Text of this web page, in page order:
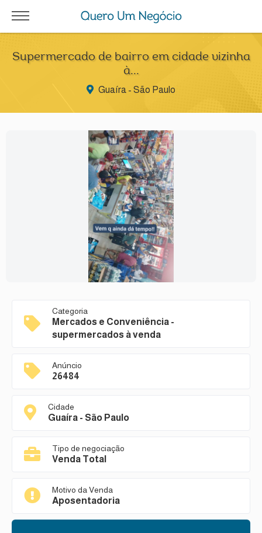
Supermercado de bairro em cidade vizinha
à...
Guaíra - São Paulo
Categoria
Mercados e Conveniência -
supermercados à venda
Anúncio
26484
Cidade
Guaíra - São Paulo
Tipo de negociação
Venda Total
Motivo da Venda
Aposentadoria